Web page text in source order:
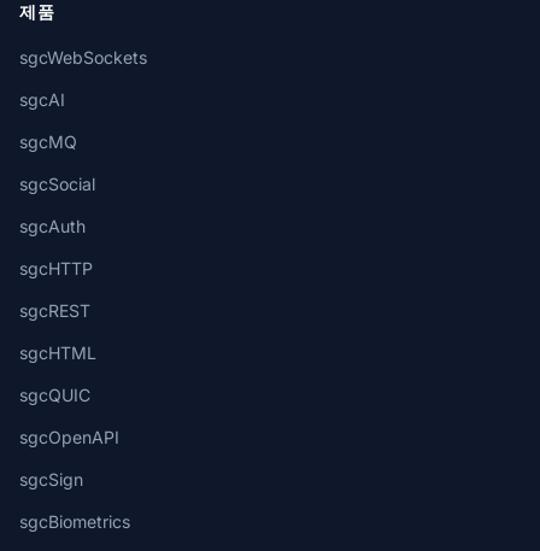
제품
sgcWebSockets
sgcAI
sgcMQ
sgcSocial
sgcAuth
sgcHTTP
sgcREST
sgcHTML
sgcQUIC
sgcOpenAPI
sgcSign
sgcBiometrics